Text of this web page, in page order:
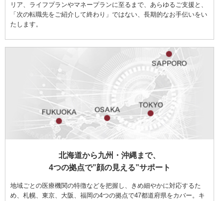
リア、ライフプランやマネープランに至るまで、あらゆるご支援と、
「次の転職先をご紹介して終わり」ではない、長期的なお手伝いをい
たします。
北海道から九州・沖縄まで、
4つの拠点で”顔の見える”サポート
地域ごとの医療機関の特徴などを把握し、きめ細やかに対応するた
め、札幌、東京、大阪、福岡の4つの拠点で47都道府県をカバー。キ